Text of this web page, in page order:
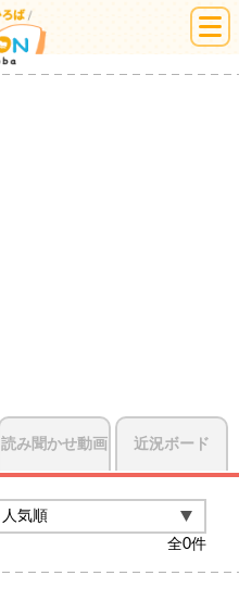
絵本ひろば
読み聞かせ動画 近況ボード
全0件